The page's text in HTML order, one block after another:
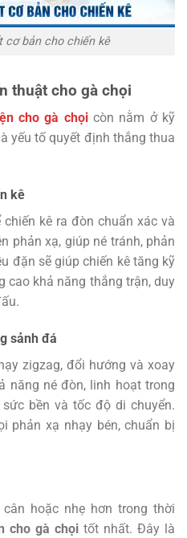
cơ bản cho chiến kê
thuật cho gà chọi
cho gà chọicòn nằm ở kỹ
yếu tố quyết định thắng thua
kê
kê ra đòn chuẩn xác và
phản xạ, giúp né tránh, phản
đặn sẽ giúp chiến kê tăng kỹ
cao khả năng thắng trận, duy
sảnh đá
zigzag, đổi hướng và xoay
năng né đòn, linh hoạt trong
bền và tốc độ di chuyển.
phản xạ nhạy bén, chuẩn bị
hoặc nhẹ hơn trong thời
cho gà chọi tốt nhất. Đây là